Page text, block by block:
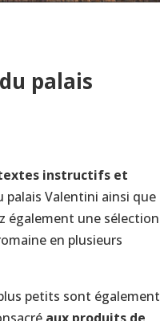
palais
instructifs et
Valentini ainsi que
également une sélection
en plusieurs
petits sont également